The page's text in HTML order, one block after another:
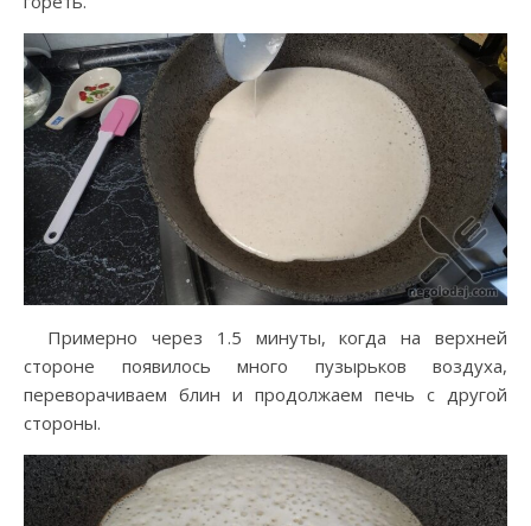
Примерно через 1.5 минуты, когда на верхней
стороне появилось много пузырьков воздуха,
переворачиваем блин и продолжаем печь с другой
стороны.